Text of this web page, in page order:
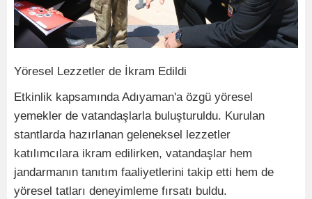
Yöresel Lezzetler de İkram Edildi
Etkinlik kapsamında Adıyaman'a özgü yöresel
yemekler de vatandaşlarla buluşturuldu. Kurulan
stantlarda hazırlanan geleneksel lezzetler
katılımcılara ikram edilirken, vatandaşlar hem
jandarmanın tanıtım faaliyetlerini takip etti hem de
yöresel tatları deneyimleme fırsatı buldu.